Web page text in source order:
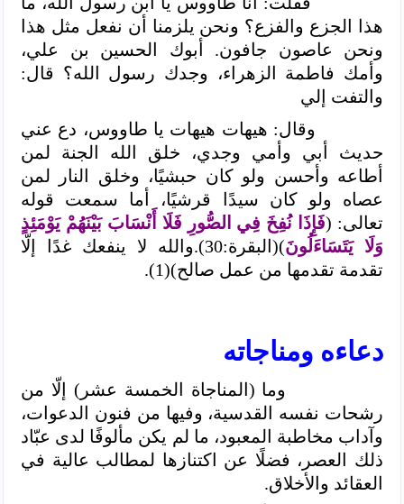
هذا الجزع والفزع؟ ونحن يلزمنا أن نفعل مثل هذا
ونحن عاصون جافون. أبوك الحسين بن علي،
وأمك فاطمة الزهراء، وجدك رسول الله؟ قال:
والتفت إلي
وقال: هيهات هيهات يا طاووس، دع عني
حديث أبي وأمي وجدي، خلق الله الجنة لمن
أطاعه وأحسن ولو كان حبشيًا، وخلق النار لمن
عصاه ولو كان سيدًا قرشيًا، أما سمعت قوله
تعالى: (فَإِذَا نُفِخَ فِي الصُّورِ فَلَا أَنْسَابَ بَيْنَهُمْ يَوْمَئِذٍ
وَلَا يَتَسَاءَلُونَ
)(البقرة:30).والله لا ينفعك غدًا إلّا
تقدمة تقدمها من عمل صالح)(1).
دعاءه ومناجاته
وما (المناجاة الخمسة عشر) إلّا من
رشحات نفسه القدسية، وفيها من فنون الدعوات،
وآداب مخاطبة المعبود، ما لم يكن مألوفًا لدى عبّاد
ذلك العصر، فضلًا عن اكتنازها لمطالب عالية في
العقائد والأخلاق.